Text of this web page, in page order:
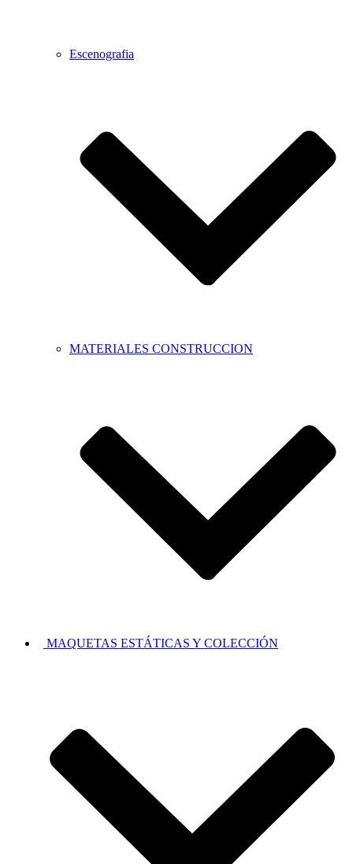
Escenografia
MATERIALES CONSTRUCCION
MAQUETAS ESTÁTICAS Y COLECCIÓN